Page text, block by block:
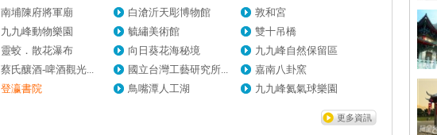
南埔陳府將軍廟 白滄沂天彫博物館
敦和宮
九九峰動物樂園 毓繡美術館
雙十吊橋
靈蛟．散花瀑布 向日葵花海秘境
九九峰自然保留區
蔡氏釀酒-啤酒觀光... 國立台灣工藝研究所...
嘉南八卦窯
登瀛書院 鳥嘴潭人工湖 九九峰氦氣球樂園
更多資訊